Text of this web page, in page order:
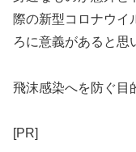
際の新型コロナウイ
ろに意義があると思
飛沫感染へを防ぐ目
[PR]